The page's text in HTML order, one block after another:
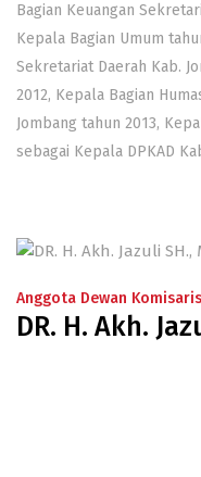
Bagian Keuangan
Kepala Bagian Umum
Sekretariat Daerah Kab.
2012, Kepala Bagian
Jombang tahun 2013,
sebagai Kepala DPKAD
Anggota Dewan Komisaris
DR. H. Akh.